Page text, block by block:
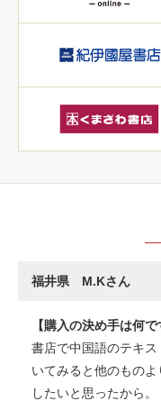
福井県 M.Kさん
【購入の決め手は何で
書店で中国語のテキ
いてみると他のもの
したいと思ったから。